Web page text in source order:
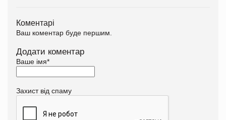
Коментарі
Ваш коментар буде першим.
Додати коментар
Ваше імя*
Захист від спаму